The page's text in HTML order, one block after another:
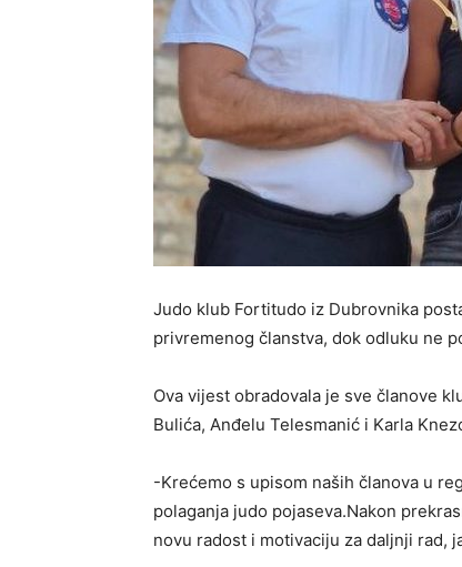
Judo klub Fortitudo iz Dubrovnika
privremenog članstva, dok odluku ne
Ova vijest obradovala je sve članove
Bulića, Anđelu Telesmanić i Karla
-Krećemo s upisom naših članova u
polaganja judo pojaseva.Nakon
novu radost i motivaciju za daljnji rad,